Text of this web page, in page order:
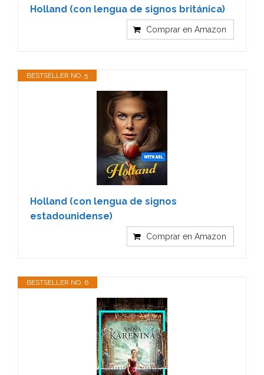
Holland (con lengua de signos británica)
Comprar en Amazon
BESTSELLER NO. 5
Holland (con lengua de signos
estadounidense)
Comprar en Amazon
BESTSELLER NO. 6